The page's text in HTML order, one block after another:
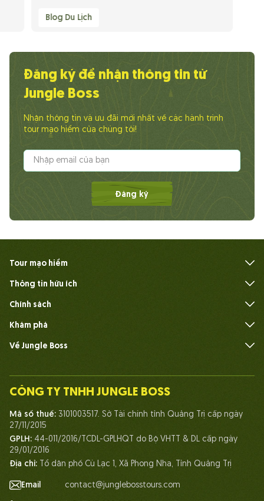
Blog Du Lịch
Đăng ký để nhận thông tin từ
Jungle Boss
Nhận thông tin và ưu đãi mới nhất về các hành trình
tour mạo hiểm của chúng tôi!
Đăng ký
Tour mạo hiểm
Thông tin hữu ích
Chính sách
Khám phá
Về Jungle Boss
Đội ngũ
Cuộc sống tại Jungle Boss
Chứng chỉ
Đối tác
Liên hệ
CÔNG TY TNHH JUNGLE BOSS
Mã số thuế: 3101003517. Sở Tài chính tỉnh Quảng Trị cấp ngày
27/11/2015
GPLH: 44-011/2016/TCDL-GPLHQT do Bộ VHTT & DL cấp ngày
29/01/2016
Địa chỉ: Tổ dân phố Cù Lạc 1, Xã Phong Nha, Tỉnh Quảng Trị
Email contact@junglebosstours.com